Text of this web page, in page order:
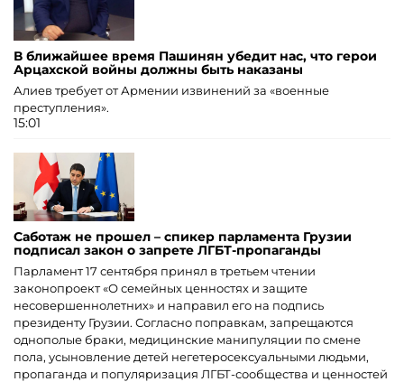
В ближайшее время Пашинян убедит нас, что герои
Арцахской войны должны быть наказаны
Алиев требует от Армении извинений за «военные
преступления».
15:01
Саботаж не прошел – спикер парламента Грузии
подписал закон о запрете ЛГБТ-пропаганды
Парламент 17 сентября принял в третьем чтении
законопроект «О семейных ценностях и защите
несовершеннолетних» и направил его на подпись
президенту Грузии. Согласно поправкам, запрещаются
однополые браки, медицинские манипуляции по смене
пола, усыновление детей негетеросексуальными людьми,
пропаганда и популяризация ЛГБТ-сообщества и ценностей